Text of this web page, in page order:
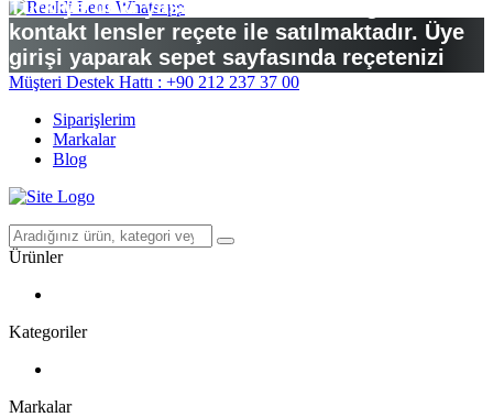
Türkiye’deki yasal düzenlemelere göre
kontakt lensler reçete ile satılmaktadır. Üye
girişi yaparak sepet sayfasında reçetenizi
yükleyebilirsiniz.
Müşteri Destek Hattı : +90 212 237 37 00
Siparişlerim
Markalar
Blog
Ürünler
Kategoriler
Markalar